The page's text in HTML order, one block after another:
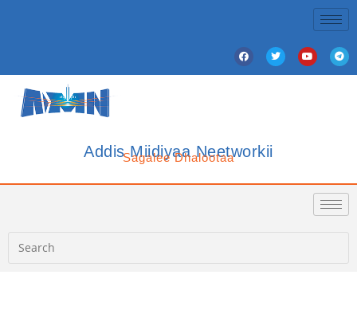
Addis Miidiyaa Neetworkii
Sagalee Dhalootaa